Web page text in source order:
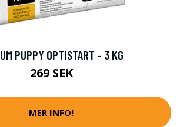
PUPPY OPTISTART - 3 KG
269 SEK
MER INFO!